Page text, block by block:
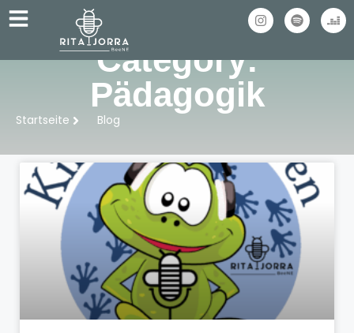
Category:
Pädagogik
Startseite Blog